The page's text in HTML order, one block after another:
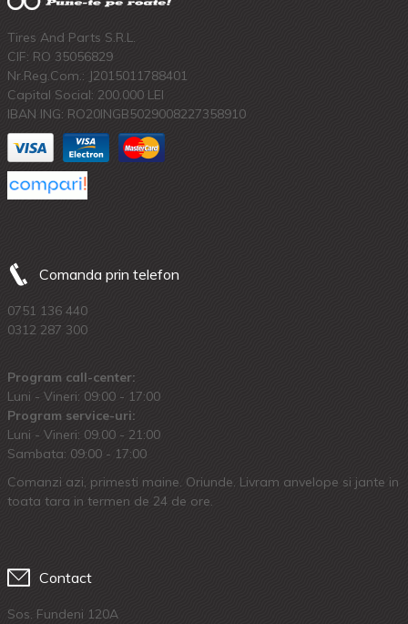
Tires And Parts S.R.L.
CIF: RO 35056829
Nr.Reg.Com.: J2015011788401
Capital Social: 200.000 LEI
IBAN ING: RO20INGB5029008227358910
Comanda prin telefon
0751 136 440
0312 287 300
Program call-center:
Luni - Vineri: 09:00 - 17:00
Program service-uri:
Luni - Vineri: 09.00 - 21:00
Sambata: 09:00 - 17:00
Comanzi azi, primesti maine. Oriunde. Livram anvelope si jante in
toata tara in termen de 24 de ore.
Contact
Sos. Fundeni 120A